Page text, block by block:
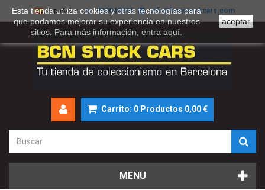
Español 930046895 info@bcnstockcars.com
Carrito: 0 Productos 0,00 €
MENU
Esta tienda utiliza cookies y otras tecnologías para
que podamos mejorar su experiencia en nuestros
sitios. Para más información, entra aquí
aceptar